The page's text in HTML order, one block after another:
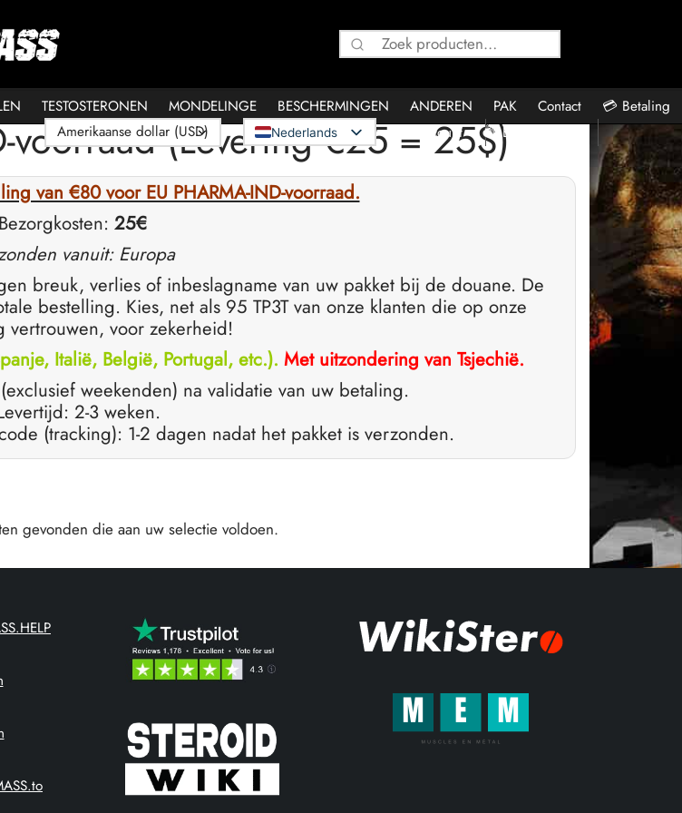
Zoeken
Nederlands 👤 Account 🛍️ Bestellingen
TESTOSTERONEN MONDELINGE BESCHERMINGEN ANDEREN PAK Contact 💳 Betaling
voorraad (Levering €25 = 25$)
van €80 voor EU PHARMA-IND-voorraad.
Bezorgkosten: 25€
vanuit: Europa
breuk, verlies of inbeslagname van uw pakket bij de douane. De
bestelling. Kies, net als 95 TP3T van onze klanten die op onze
vertrouwen, voor zekerheid!
Italië, België, Portugal, etc.). Met uitzondering van Tsjechië.
weekenden) na validatie van uw betaling.
2-3 weken.
(tracking): 1-2 dagen nadat het pakket is verzonden.
gevonden die aan uw selectie voldoen.